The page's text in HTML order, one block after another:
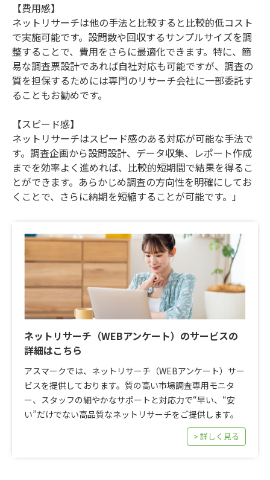
【費用感】
ネットリサーチは他の手法と比較すると比較的低コスト
で実施可能です。設問数や回収するサンプルサイズを調
整することで、費用をさらに最適化できます。特に、簡
易な調査票設計であれば自社対応も可能ですが、調査の
質を担保するためには専門のリサーチ会社に一部委託す
ることもお勧めです。
【スピード感】
ネットリサーチはスピード感のある対応が可能な手法で
す。調査企画から設問設計、データ収集、レポート作成
までを効率よく進めれば、比較的短期間で結果を得るこ
とができます。あらかじめ調査の方向性を明確にしてお
くことで、さらに納期を短縮することが可能です。」
ネットリサーチ（WEBアンケート）のサービスの
詳細はこちら
アスマークでは、ネットリサーチ（WEBアンケート）サー
ビスを提供しております。質の高い市場調査専用モニタ
ー、スタッフの細やかなサポートと対応力で“早い、“安
い”だけでない高品質なネットリサーチをご提供します。
> 詳しく見る